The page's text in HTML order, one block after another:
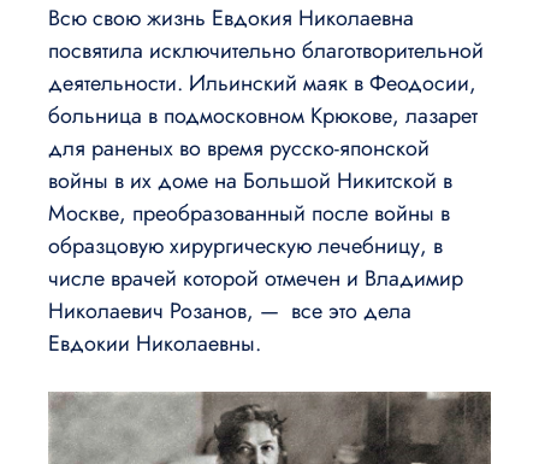
Всю свою жизнь Евдокия Николаевна
посвятила исключительно благотворительной
деятельности. Ильинский маяк в Феодосии,
больница в подмосковном Крюкове, лазарет
для раненых во время русско-японской
войны в их доме на Большой Никитской в
Москве, преобразованный после войны в
образцовую хирургическую лечебницу, в
числе врачей которой отмечен и Владимир
Николаевич Розанов, — все это дела
Евдокии Николаевны.